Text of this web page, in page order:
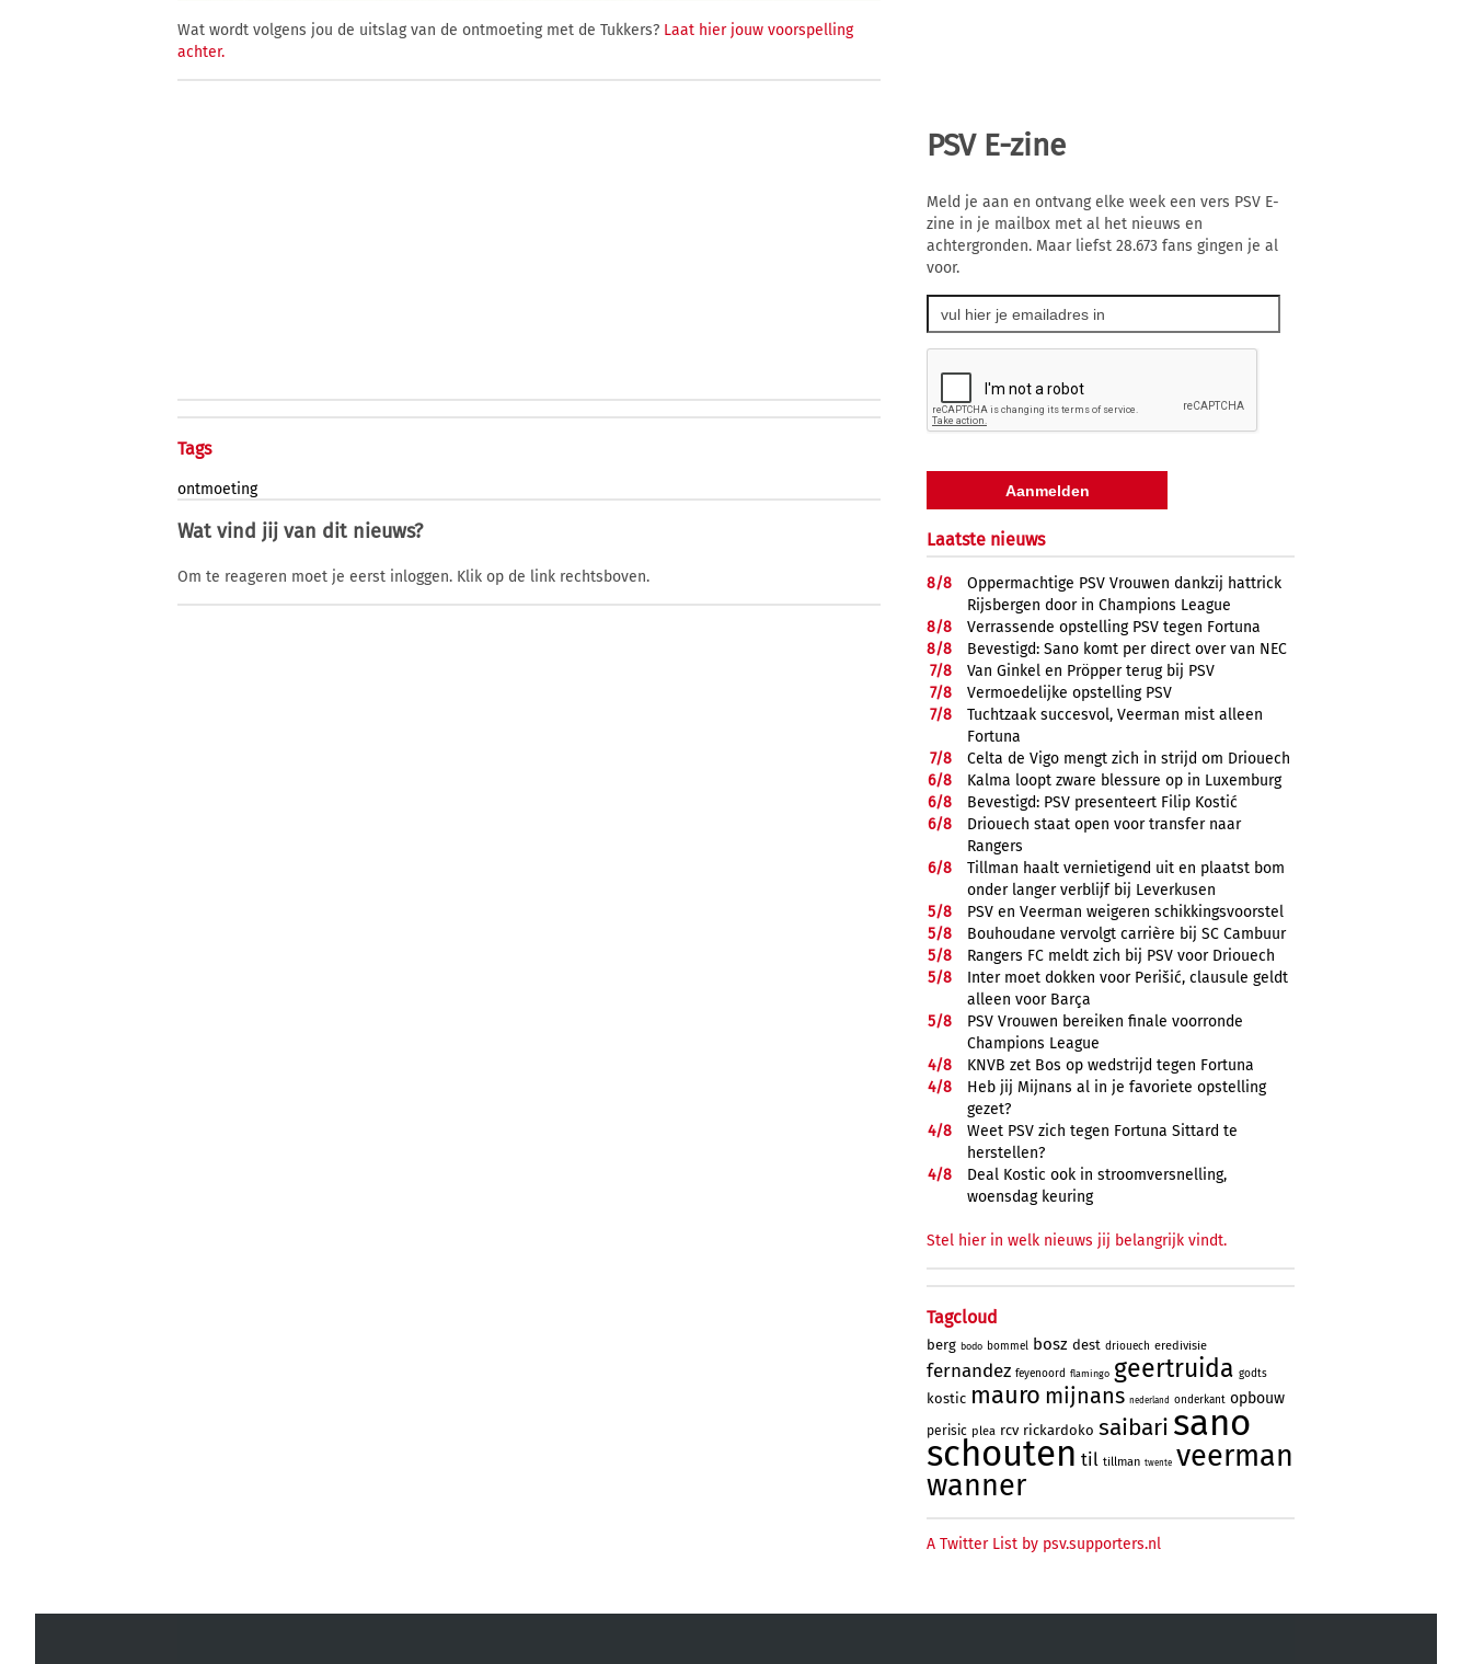
Wat wordt volgens jou de uitslag van de ontmoeting met de Tukkers? Laat hier jouw voorspelling
achter.
Tags
ontmoeting
Wat vind jij van dit nieuws?
Om te reageren moet je eerst inloggen. Klik op de link rechtsboven.
PSV E-zine
Meld je aan en ontvang elke week een vers PSV E-
zine in je mailbox met al het nieuws en
achtergronden. Maar liefst 28.673 fans gingen je al
voor.
Laatste nieuws
8/8
Oppermachtige PSV Vrouwen dankzij hattrick
Rijsbergen door in Champions League
8/8
Verrassende opstelling PSV tegen Fortuna
8/8
Bevestigd: Sano komt per direct over van NEC
7/8
Van Ginkel en Pröpper terug bij PSV
7/8
Vermoedelijke opstelling PSV
7/8
Tuchtzaak succesvol, Veerman mist alleen
Fortuna
7/8
Celta de Vigo mengt zich in strijd om Driouech
6/8
Kalma loopt zware blessure op in Luxemburg
6/8
Bevestigd: PSV presenteert Filip Kostić
6/8
Driouech staat open voor transfer naar
Rangers
6/8
Tillman haalt vernietigend uit en plaatst bom
onder langer verblijf bij Leverkusen
5/8
PSV en Veerman weigeren schikkingsvoorstel
5/8
Bouhoudane vervolgt carrière bij SC Cambuur
5/8
Rangers FC meldt zich bij PSV voor Driouech
5/8
Inter moet dokken voor Perišić, clausule geldt
alleen voor Barça
5/8
PSV Vrouwen bereiken finale voorronde
Champions League
4/8
KNVB zet Bos op wedstrijd tegen Fortuna
4/8
Heb jij Mijnans al in je favoriete opstelling
gezet?
4/8
Weet PSV zich tegen Fortuna Sittard te
herstellen?
4/8
Deal Kostic ook in stroomversnelling,
woensdag keuring
Stel hier in welk nieuws jij belangrijk vindt.
Tagcloud
berg bodo bommel bosz dest driouech eredivisie
fernandez feyenoord flamingo geertruida godts
kostic mauro mijnans nederland onderkant opbouw
perisic plea rcv rickardoko saibari sano
schouten til tillman twente veerman
wanner
A Twitter List by psv.supporters.nl